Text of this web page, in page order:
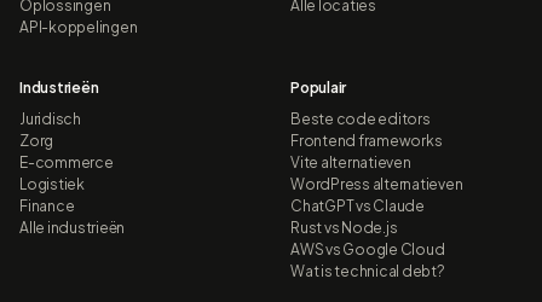
Oplossingen
API-koppelingen
Alle locaties
Industrieën
Juridisch
Zorg
E-commerce
Logistiek
Finance
Alle industrieën
Populair
Beste code editors
Frontend frameworks
Vite alternatieven
WordPress alternatieven
ChatGPT vs Claude
Rust vs Node.js
AWS vs Google Cloud
Wat is technical debt?